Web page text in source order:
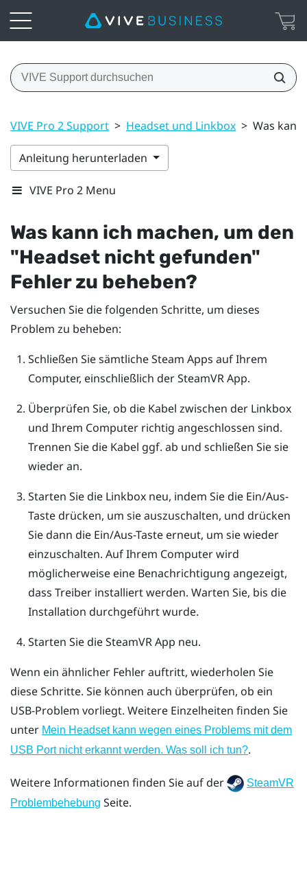
VIVE Pro 2 Support > Headset und Linkbox > Was
Anleitung herunterladen
VIVE Pro 2 Menu
Was kann ich machen, um den
"‍Headset nicht gefunden"‍
Fehler zu beheben?
Versuchen Sie die folgenden Schritte, um dieses
Problem zu beheben:
Schließen Sie sämtlicheSteam Apps auf Ihrem
Computer, einschließlich derSteamVRApp.
Überprüfen Sie, ob die Kabel zwischen der Linkbox
und Ihrem Computer richtig angeschlossen sind.
Trennen Sie die Kabel ggf. ab und schließen Sie sie
wieder an.
Starten Sie die Linkbox neu, indem Sie die Ein/Aus-
Taste drücken, um sie auszuschalten, und drücken
Sie dann die Ein/Aus-Taste erneut, um sie wieder
einzuschalten. Auf Ihrem Computer wird
möglicherweise eine Benachrichtigung angezeigt,
dass Treiber installiert werden. Warten Sie, bis die
Installation durchgeführt wurde.
Starten Sie dieSteamVRApp neu.
Wenn ein ähnlicher Fehler auftritt, wiederholen Sie
diese Schritte. Sie können auch überprüfen, ob ein
USB-Problem vorliegt. Weitere Einzelheiten finden Sie
unter Mein Headset kann wegen eines Problems mit dem
USB Port nicht erkannt werden. Was soll ich tun?.
Weitere Informationen finden Sie auf der
SteamVR
Problembehebung Seite.